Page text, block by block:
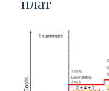
плат